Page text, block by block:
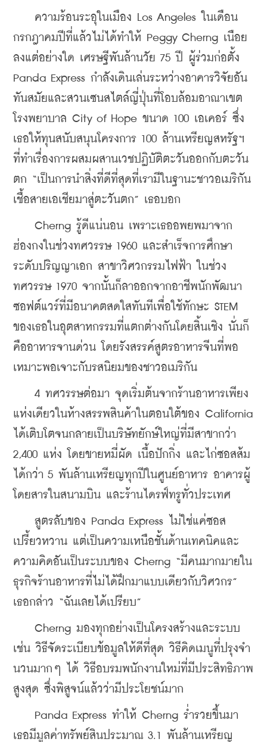
ความร้อนระอุในเมือง Los Angeles ในเดือน
กรกฎาคมปีที่แล้วไม่ได้ทำให้ Peggy Cherng เนือย
ลงแต่อย่างใด เศรษฐีพันล้านวัย 75 ปี ผู้ร่วมก่อตั้ง
Panda Express กำลังเดินเล่นระหว่างอาคารวิจัยอัน
ทันสมัยและสวนเซนสไตล์ญี่ปุ่นที่โอบล้อมอาณาเขต
โรงพยาบาล City of Hope ขนาด 100 เอเคอร์ ซึ่ง
เธอให้ทุนสนับสนุนโครงการ 100 ล้านเหรียญสหรัฐฯ
ที่ทำเรื่องการผสมผสานเวชปฏิบัติตะวันออกกับตะวัน
ตก “เป็นการนำสิ่งที่ดีที่สุดที่เรามีในฐานะชาวอเมริกัน
เชื้อสายเอเชียมาสู่ตะวันตก” เธอบอก
Cherng รู้ดีแน่นอน เพราะเธออพยพมาจาก
ฮ่องกงในช่วงทศวรรษ 1960 และสำเร็จการศึกษา
ระดับปริญญาเอก สาขาวิศวกรรมไฟฟ้า ในช่วง
ทศวรรษ 1970 จากนั้นก็ลาออกจากอาชีพนักพัฒนา
ซอฟต์แวร์ที่มีอนาคตสดใสทันทีเพื่อใช้ทักษะ STEM
ของเธอในอุตสาหกรรมที่แตกต่างกันโดยสิ้นเชิง นั่นก็
คืออาหารจานด่วน โดยรังสรรค์สูตรอาหารจีนที่พอ
เหมาะพอเจาะกับรสนิยมของชาวอเมริกัน
4 ทศวรรษต่อมา จุดเริ่มต้นจากร้านอาหารเพียง
แห่งเดียวในห้างสรรพสินค้าในตอนใต้ของ California
ได้เติบโตจนกลายเป็นบริษัทยักษ์ใหญ่ที่มีสาขากว่า
2,400 แห่ง โดยขายหมี่ผัด เนื้อปักกิ่ง และไก่ซอสส้ม
ได้กว่า 5 พันล้านเหรียญทุกปีในศูนย์อาหาร อาคารผู้
โดยสารในสนามบิน และร้านไดรฟ์ทรูทั่วประเทศ
สูตรลับของ Panda Express ไม่ใช่แค่ซอส
เปรี้ยวหวาน แต่เป็นความเหนือชั้นด้านเทคนิคและ
ความคิดอันเป็นระบบของ Cherng “มีคนมากมายใน
ธุรกิจร้านอาหารที่ไม่ได้ฝึกมาแบบเดียวกับวิศวกร”
เธอกล่าว “ฉันเลยได้เปรียบ”
Cherng มองทุกอย่างเป็นโครงสร้างและระบบ
เช่น วิธีจัดระเบียบข้อมูลให้ดีที่สุด วิธีคิดเมนูที่ปรุงจำ
นวนมากๆ ได้ วิธีอบรมพนักงานใหม่ที่มีประสิทธิภาพ
สูงสุด ซึ่งพิสูจน์แล้วว่ามีประโยชน์มาก
Panda Express ทำให้ Cherng ร่ำรวยขึ้นมา
เธอมีมูลค่าทรัพย์สินประมาณ 3.1 พันล้านเหรียญ